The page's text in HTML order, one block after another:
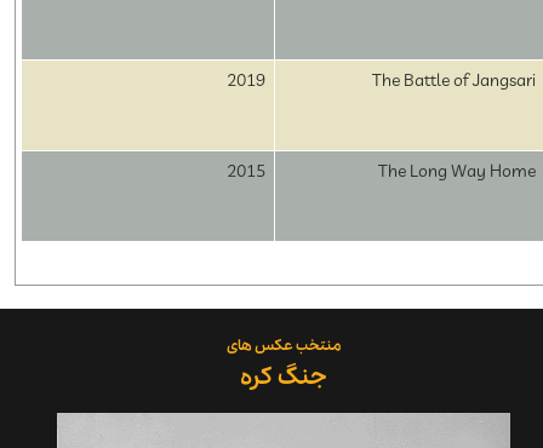
The Battle of Jangsari
2019
The Long Way Home
2015
​منتخب عکس های
جنگ کره